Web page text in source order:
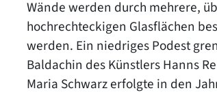
Wände werden durch mehrere,
hochrechteckigen Glasflächen
werden. Ein niedriges Podest
Baldachin des Künstlers Hanns
Maria Schwarz erfolgte in den